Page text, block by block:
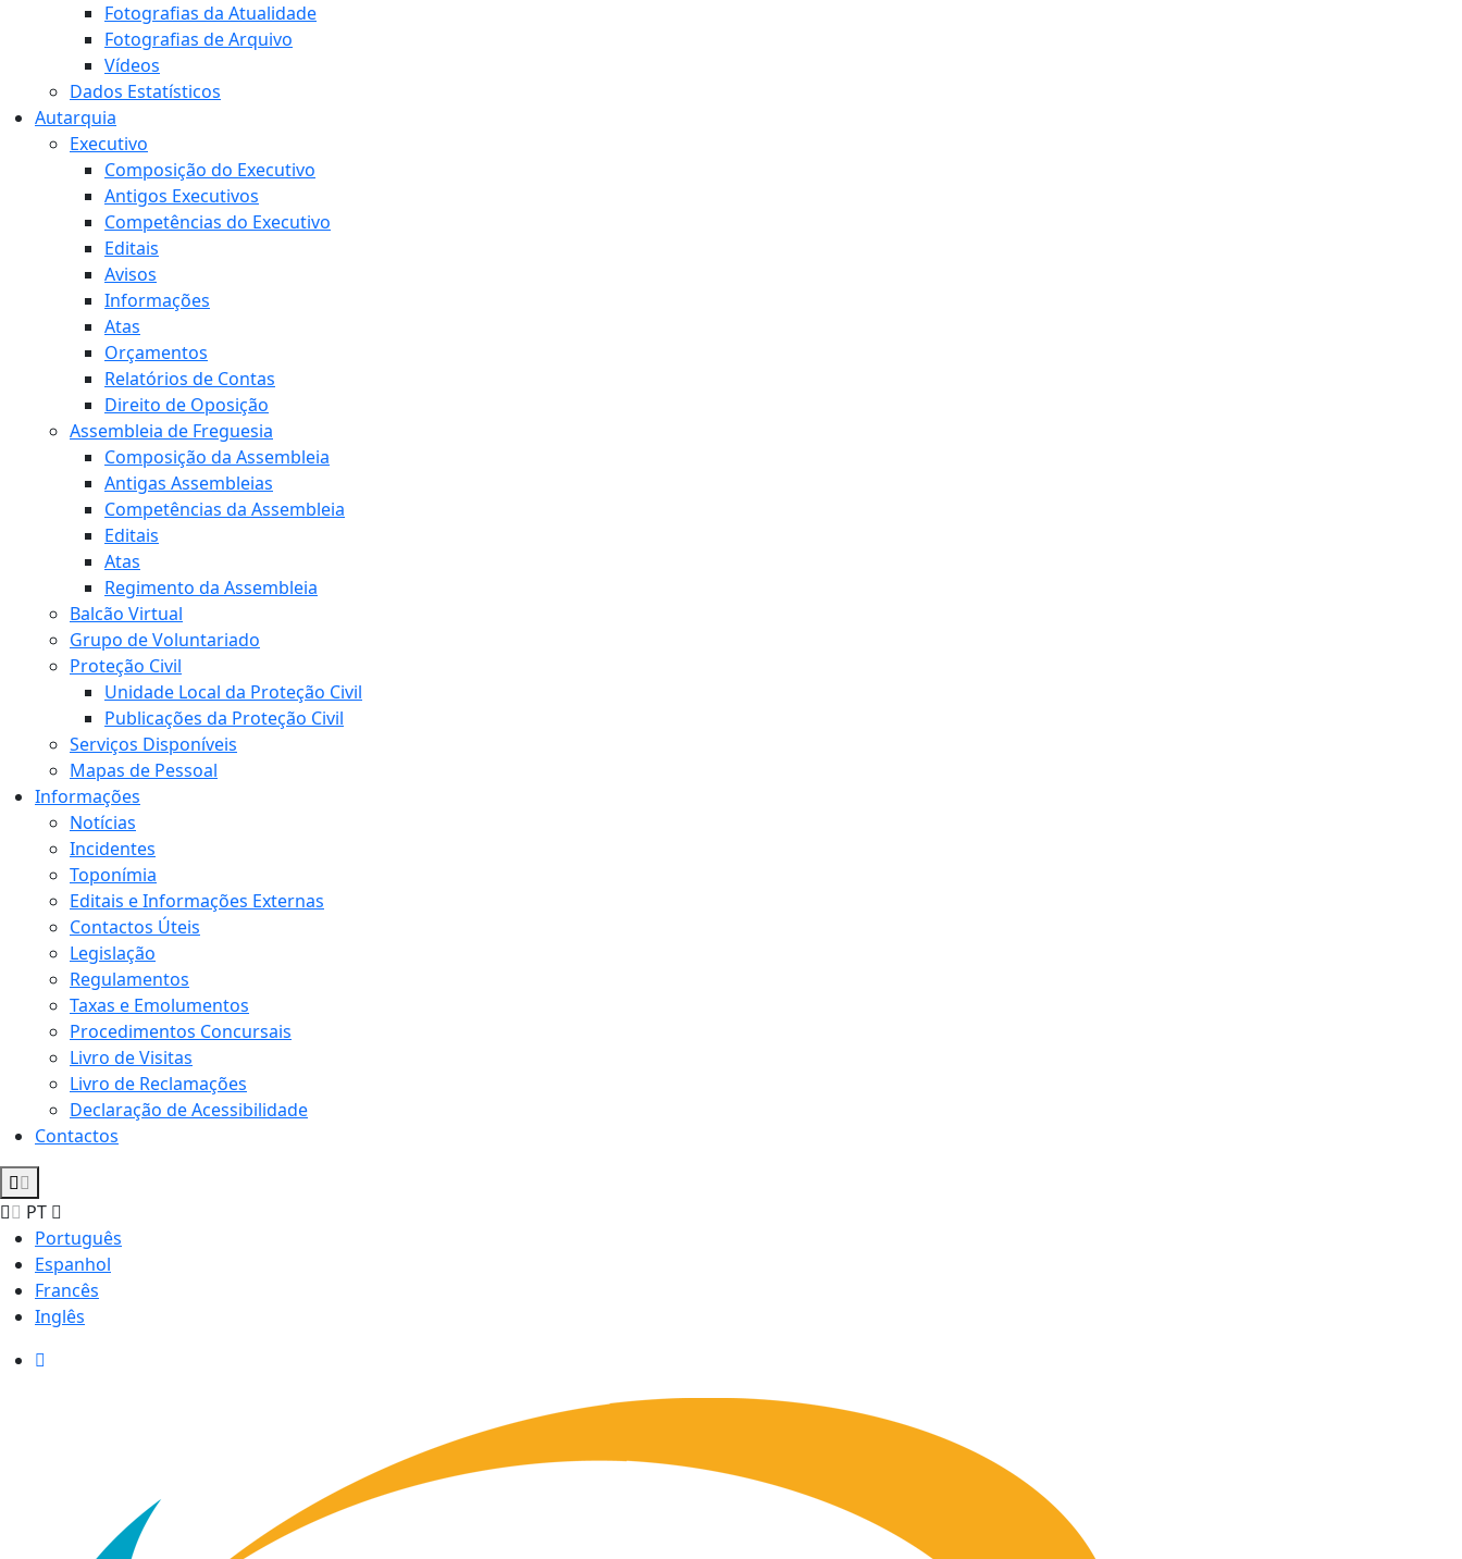
Fotografias da Atualidade
Fotografias de Arquivo
Vídeos
Dados Estatísticos
Autarquia
Executivo
Composição do Executivo
Antigos Executivos
Competências do Executivo
Editais
Avisos
Informações
Atas
Orçamentos
Relatórios de Contas
Direito de Oposição
Assembleia de Freguesia
Composição da Assembleia
Antigas Assembleias
Competências da Assembleia
Editais
Atas
Regimento da Assembleia
Balcão Virtual
Grupo de Voluntariado
Proteção Civil
Unidade Local da Proteção Civil
Publicações da Proteção Civil
Serviços Disponíveis
Mapas de Pessoal
Informações
Notícias
Incidentes
Toponímia
Editais e Informações Externas
Contactos Úteis
Legislação
Regulamentos
Taxas e Emolumentos
Procedimentos Concursais
Livro de Visitas
Livro de Reclamações
Declaração de Acessibilidade
Contactos
PT
Português
Espanhol
Francês
Inglês